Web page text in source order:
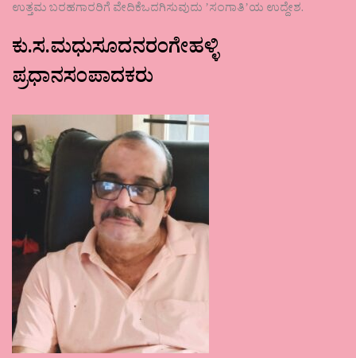
ಉತ್ತಮ ಬರಹಗಾರರಿಗೆ ವೇದಿಕೆಒದಗಿಸುವುದು ʼಸಂಗಾತಿʼಯ ಉದ್ದೇಶ.
ಕು.ಸ.ಮಧುಸೂದನರಂಗೇಹಳ್ಳಿ
ಪ್ರಧಾನಸಂಪಾದಕರು